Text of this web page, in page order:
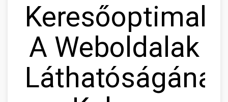
A Weboldalak
Láthatóságának